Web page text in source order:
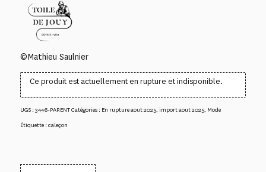
©Mathieu Saulnier
Ce produit est actuellement en rupture et indisponible.
UGS :3446-PARENTCatégories : En rupture aout 2025, import aout 2025, Mode
Étiquette :caleçon